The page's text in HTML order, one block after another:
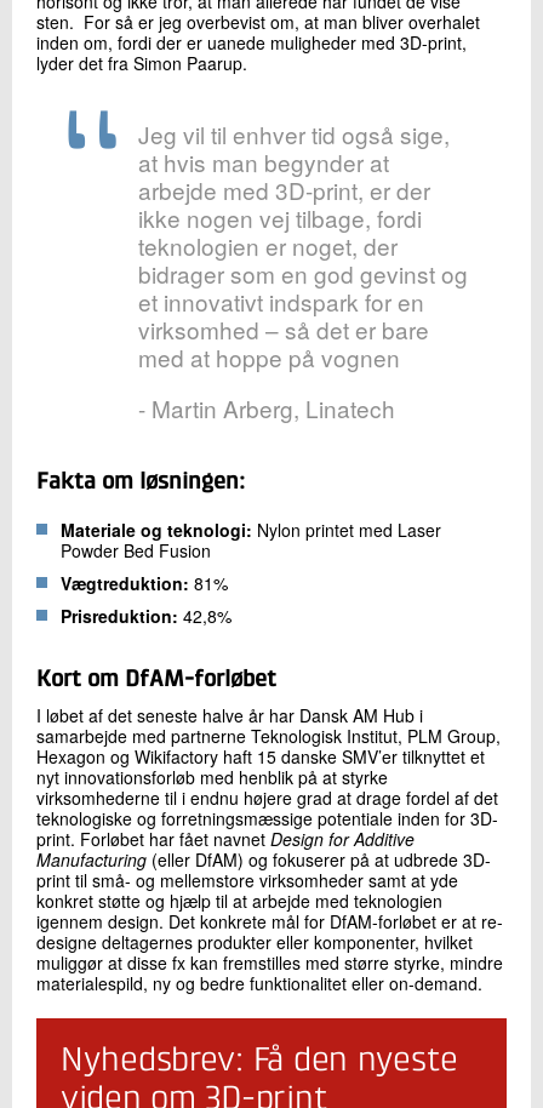
sten. For så er jeg overbevist om, at man bliver overhalet
inden om, fordi der er uanede muligheder med 3D-print,
lyder det fra Simon Paarup.
Jeg vil til enhver tid også sige,
at hvis man begynder at
arbejde med 3D-print, er der
ikke nogen vej tilbage, fordi
teknologien er noget, der
bidrager som en god gevinst og
et innovativt indspark for en
virksomhed – så det er bare
med at hoppe på vognen
- Martin Arberg, Linatech
Fakta om løsningen:
Materiale og teknologi: Nylon printet med Laser
Powder Bed Fusion
Vægtreduktion: 81%
Prisreduktion: 42,8%
Kort om DfAM-forløbet
I løbet af det seneste halve år har Dansk AM Hub i
samarbejde med partnerne Teknologisk Institut, PLM Group,
Hexagon og Wikifactory haft 15 danske SMV’er tilknyttet et
nyt innovationsforløb med henblik på at styrke
virksomhederne til i endnu højere grad at drage fordel af det
teknologiske og forretningsmæssige potentiale inden for 3D-
print. Forløbet har fået navnet Design for Additive
Manufacturing (eller DfAM) og fokuserer på at udbrede 3D-
print til små- og mellemstore virksomheder samt at yde
konkret støtte og hjælp til at arbejde med teknologien
igennem design. Det konkrete mål for DfAM-forløbet er at re-
designe deltagernes produkter eller komponenter, hvilket
muliggør at disse fx kan fremstilles med større styrke, mindre
materialespild, ny og bedre funktionalitet eller on-demand.
Nyhedsbrev: Få den nyeste
viden om 3D-print